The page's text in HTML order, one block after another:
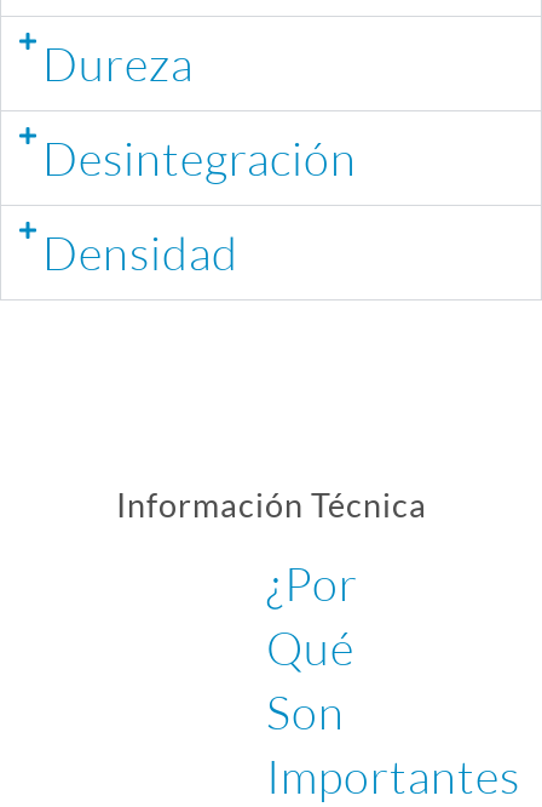
Dureza
Desintegración
Densidad
Información Técnica
¿Por
Qué
Son
Importantes